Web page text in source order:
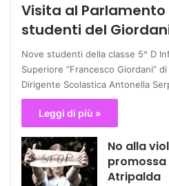
Visita al Parlamento
studenti del
Nove studenti della classe 5^ D
Superiore “Francesco Giordani”
Dirigente Scolastica Antonella
Leggi di più »
No alla
promossa
Atripalda